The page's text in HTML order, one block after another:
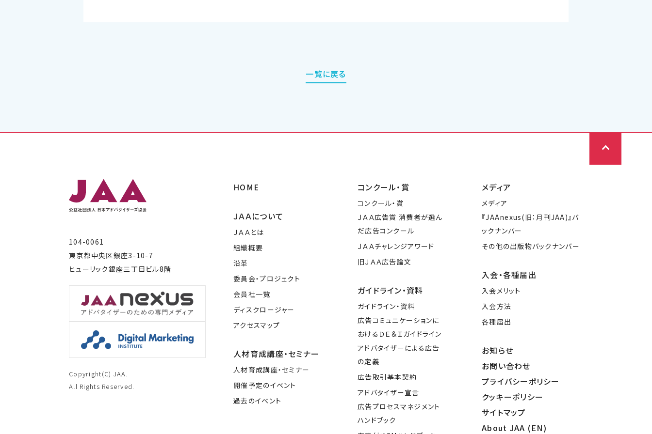
一覧に戻る
104-0061
東京都中央区銀座3-10-7
ヒューリック銀座三丁目ビル8階
Copyright(C) JAA.
All Rights Reserved.
HOME
ＪＡＡについて
ＪＡＡとは
組織概要
沿革
委員会・プロジェクト
会員社一覧
ディスクロージャー
アクセスマップ
人材育成講座・セミナー
人材育成講座・セミナー
開催予定のイベント
過去のイベント
コンクール・賞
コンクール・賞
ＪＡＡ広告賞 消費者が選ん
だ広告コンクール
ＪＡＡチャレンジアワード
旧ＪＡＡ広告論文
ガイドライン・資料
ガイドライン・資料
広告コミュニケーションに
おけるＤＥ＆Ｉガイドライン
アドバタイザーによる広告
の定義
広告取引基本契約
アドバタイザー宣言
広告プロセスマネジメント
ハンドブック
メディア
メディア
『JAAnexus(旧：月刊JAA)』バ
ックナンバー
その他の出版物バックナンバー
入会・各種届出
入会メリット
入会方法
各種届出
お知らせ
お問い合わせ
プライバシーポリシー
クッキーポリシー
サイトマップ
About JAA (EN)